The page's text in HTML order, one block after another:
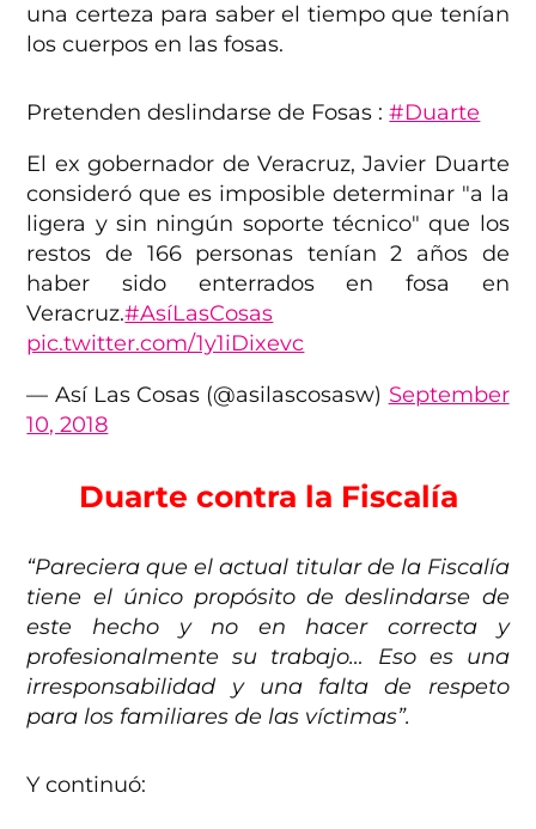
una certeza para saber el tiempo que tenían
los cuerpos en las fosas.
Pretenden deslindarse de Fosas :#Duarte
El ex gobernador de Veracruz, Javier Duarte
consideró que es imposible determinar "a la
ligera y sin ningún soporte técnico" que los
restos de 166 personas tenían 2 años de
haber sido enterrados en fosa en
Veracruz.#AsíLasCosas
pic.twitter.com/1y1iDixevc
— Así Las Cosas (@asilascosasw) September
10, 2018
Duarte contra la Fiscalía
“Pareciera que el actual titular de la Fiscalía
tiene el único propósito de deslindarse de
este hecho y no en hacer correcta y
profesionalmente su trabajo… Eso es una
irresponsabilidad y una falta de respeto
para los familiares de las víctimas”.
Y continuó: